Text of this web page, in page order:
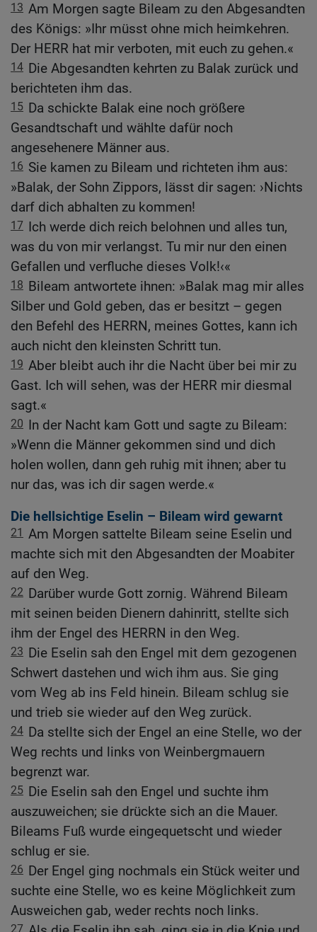
13 Am Morgen sagte Bileam zu den Abgesandten
des Königs: »Ihr müsst ohne mich heimkehren.
Der HERR hat mir verboten, mit euch zu gehen.«
14 Die Abgesandten kehrten zu Balak zurück und
berichteten ihm das.
15 Da schickte Balak eine noch größere
Gesandtschaft und wählte dafür noch
angesehenere Männer aus.
16 Sie kamen zu Bileam und richteten ihm aus:
»Balak, der Sohn Zippors, lässt dir sagen: ›Nichts
darf dich abhalten zu kommen!
17 Ich werde dich reich belohnen und alles tun,
was du von mir verlangst. Tu mir nur den einen
Gefallen und verfluche dieses Volk!‹«
18 Bileam antwortete ihnen: »Balak mag mir alles
Silber und Gold geben, das er besitzt – gegen
den Befehl des HERRN, meines Gottes, kann ich
auch nicht den kleinsten Schritt tun.
19 Aber bleibt auch ihr die Nacht über bei mir zu
Gast. Ich will sehen, was der HERR mir diesmal
sagt.«
20 In der Nacht kam Gott und sagte zu Bileam:
»Wenn die Männer gekommen sind und dich
holen wollen, dann geh ruhig mit ihnen; aber tu
nur das, was ich dir sagen werde.«
Die hellsichtige Eselin – Bileam wird gewarnt
21 Am Morgen sattelte Bileam seine Eselin und
machte sich mit den Abgesandten der Moabiter
auf den Weg.
22 Darüber wurde Gott zornig. Während Bileam
mit seinen beiden Dienern dahinritt, stellte sich
ihm der Engel des HERRN in den Weg.
23 Die Eselin sah den Engel mit dem gezogenen
Schwert dastehen und wich ihm aus. Sie ging
vom Weg ab ins Feld hinein. Bileam schlug sie
und trieb sie wieder auf den Weg zurück.
24 Da stellte sich der Engel an eine Stelle, wo der
Weg rechts und links von Weinbergmauern
begrenzt war.
25 Die Eselin sah den Engel und suchte ihm
auszuweichen; sie drückte sich an die Mauer.
Bileams Fuß wurde eingequetscht und wieder
schlug er sie.
26 Der Engel ging nochmals ein Stück weiter und
suchte eine Stelle, wo es keine Möglichkeit zum
Ausweichen gab, weder rechts noch links.
27